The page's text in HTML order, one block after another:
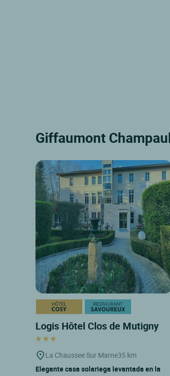
Giffaumont
Logis Hôtel Clos de Mutigny
La Chaussee Sur Marne35 km
Elegante casa solariega levantada en la